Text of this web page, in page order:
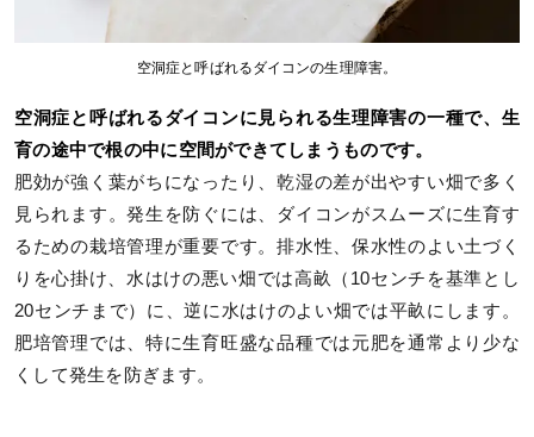
空洞症と呼ばれるダイコンの生理障害。
空洞症と呼ばれるダイコンに見られる生理障害の一種で、生
育の途中で根の中に空間ができてしまうものです。
肥効が強く葉がちになったり、乾湿の差が出やすい畑で多く
見られます。発生を防ぐには、ダイコンがスムーズに生育す
るための栽培管理が重要です。排水性、保水性のよい土づく
りを心掛け、水はけの悪い畑では高畝（10センチを基準とし
20センチまで）に、逆に水はけのよい畑では平畝にします。
肥培管理では、特に生育旺盛な品種では元肥を通常より少な
くして発生を防ぎます。